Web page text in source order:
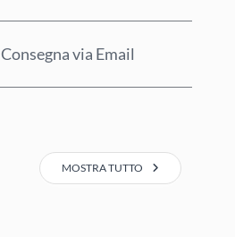
Consegna via Email
MOSTRA TUTTO